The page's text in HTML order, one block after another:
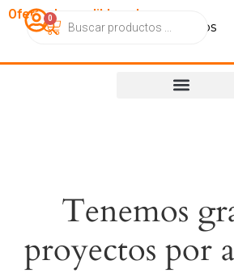
OfertasImperdibles.cl
CatálogoContactoNosotros
0
Tenemos
proyectos por